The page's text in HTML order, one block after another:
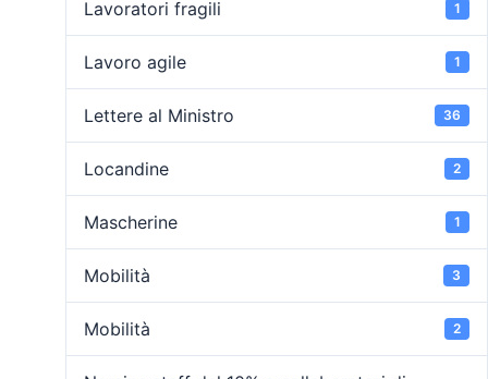
Lavoratori fragili 1
Lavoro agile 1
Lettere al Ministro 36
Locandine 2
Mascherine 1
Mobilità 3
Mobilità 2